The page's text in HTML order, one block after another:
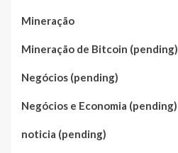
Mineração
Mineração de Bitcoin (pending)
Negócios (pending)
Negócios e Economia (pending)
noticia (pending)